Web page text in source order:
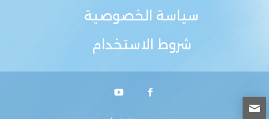
سياسة الخصوصية
شروط الاستخدام